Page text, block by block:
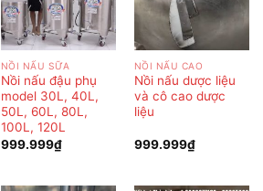
NỒI NẤU SỮA
Nồi nấu đậu phụ
model 30L, 40L,
50L, 60L, 80L,
100L, 120L
999.999₫
NỒI NẤU CAO
Nồi nấu dược liệu
và cô cao dược
liệu
999.999₫